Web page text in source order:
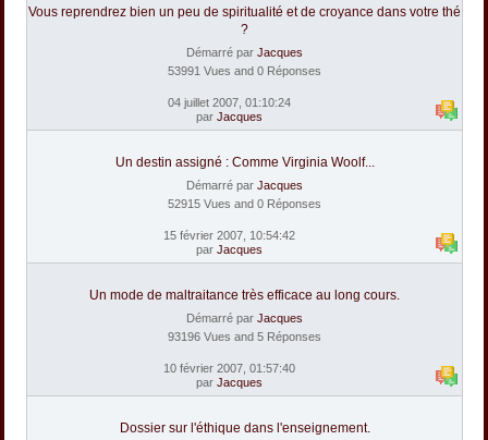
Vous reprendrez bien un peu de spiritualité et de croyance dans votre thé
?
Démarré par Jacques
53991 Vues and 0 Réponses
04 juillet 2007, 01:10:24
par Jacques
Un destin assigné : Comme Virginia Woolf...
Démarré par Jacques
52915 Vues and 0 Réponses
15 février 2007, 10:54:42
par Jacques
Un mode de maltraitance très efficace au long cours.
Démarré par Jacques
93196 Vues and 5 Réponses
10 février 2007, 01:57:40
par Jacques
Dossier sur l'éthique dans l'enseignement.